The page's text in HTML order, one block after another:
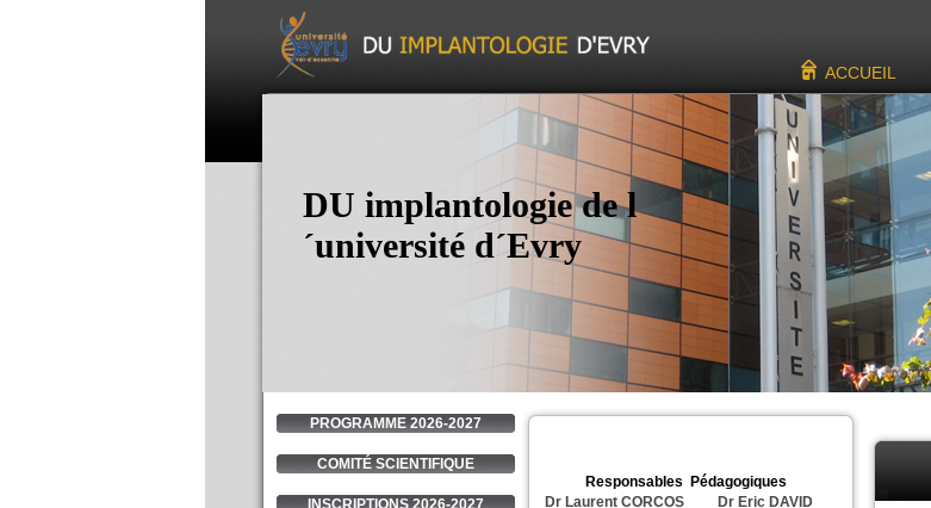
ACCUEIL
DU implantologie de l
´université d´Evry
PROGRAMME 2026-2027
COMITÉ SCIENTIFIQUE
INSCRIPTIONS 2026-2027
Responsables
Pédagogiques
Dr Laurent CORCOS Dr Eric DAVID